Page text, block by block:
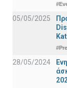
05/05/2025
28/05/2024